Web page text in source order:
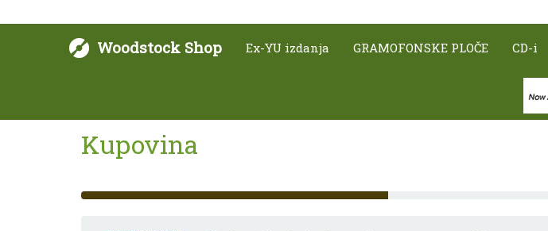
Woodstock Shop Ex-YU izdanja GRAMOFONSKE PLOČE CD-i
Kupovina
33%
Complete